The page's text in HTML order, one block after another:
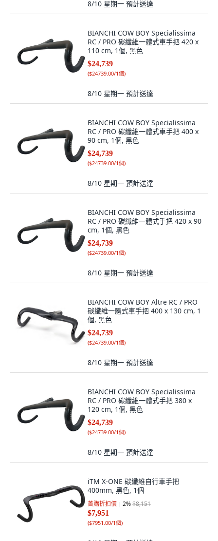
8/10 星期一 預計送達
BIANCHI COW BOY Specialissima
RC / PRO 碳纖維一體式車手把 420 x
110 cm, 1個, 黑色
$24,739
($24739.00/1個)
8/10 星期一 預計送達
BIANCHI COW BOY Specialissima
RC / PRO 碳纖維一體式車手把 400 x
90 cm, 1個, 黑色
$24,739
($24739.00/1個)
8/10 星期一 預計送達
BIANCHI COW BOY Specialissima
RC / PRO 碳纖維一體式手把 420 x 90
cm, 1個, 黑色
$24,739
($24739.00/1個)
8/10 星期一 預計送達
BIANCHI COW BOY Altre RC / PRO
碳纖維一體式車手把 400 x 130 cm, 1
個, 黑色
$24,739
($24739.00/1個)
8/10 星期一 預計送達
BIANCHI COW BOY Specialissima
RC / PRO 碳纖維一體式手把 380 x
120 cm, 1個, 黑色
$24,739
($24739.00/1個)
8/10 星期一 預計送達
iTM X-ONE 碳纖維自行車手把
400mm, 黑色, 1個
首購折扣價 2%$8,151
$7,951
($7951.00/1個)